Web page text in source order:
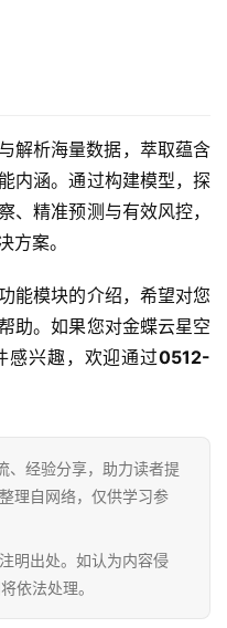
解析海量数据，萃取蕴含
内涵。通过构建模型，探
、精准预测与有效风控，
方案。
能模块的介绍，希望对您
助。如果您对金蝶云星空
感兴趣，欢迎通过0512-
、经验分享，助力读者提
理自网络，仅供学习参
明出处。如认为内容侵
依法处理。